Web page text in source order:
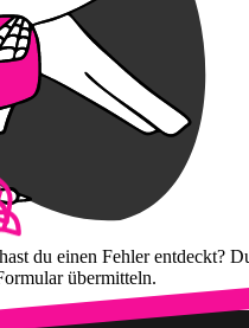
du einen Fehler entdeckt?
übermitteln.